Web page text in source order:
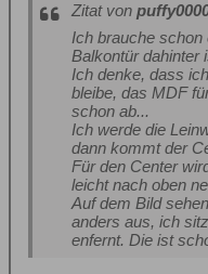
Zitat von
Ich brauche schon
Balkontür dahinter
Ich denke, dass
bleibe, das MDF
schon ab...
Ich werde die
dann kommt der
Für den Center
leicht nach oben
Auf dem Bild
anders aus, ich
enfernt. Die ist